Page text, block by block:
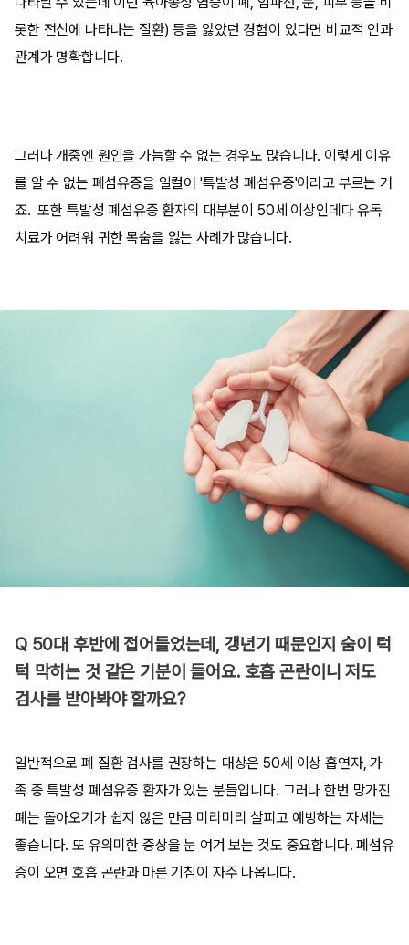
롯한 전신에 나타나는 질환) 등을 앓았던 경험이 있다면 비교적 인과
관계가 명확합니다.
그러나 개중엔 원인을 가늠할 수 없는 경우도 많습니다. 이렇게 이유
를 알 수 없는 폐섬유증을 일컬어 '특발성 폐섬유증'이라고 부르는 거
죠. 또한 특발성 폐섬유증 환자의 대부분이 50세 이상인데다 유독
치료가 어려워 귀한 목숨을 잃는 사례가 많습니다.
Q 50대 후반에 접어들었는데, 갱년기 때문인지 숨이 턱
턱 막히는 것 같은 기분이 들어요. 호흡 곤란이니 저도
검사를 받아봐야 할까요?
일반적으로 폐 질환 검사를 권장하는 대상은 50세 이상 흡연자, 가
족 중 특발성 폐섬유증 환자가 있는 분들입니다. 그러나 한번 망가진
폐는 돌아오기가 쉽지 않은 만큼 미리미리 살피고 예방하는 자세는
좋습니다. 또 유의미한 증상을 눈 여겨 보는 것도 중요합니다. 폐섬유
증이 오면 호흡 곤란과 마른 기침이 자주 나옵니다.